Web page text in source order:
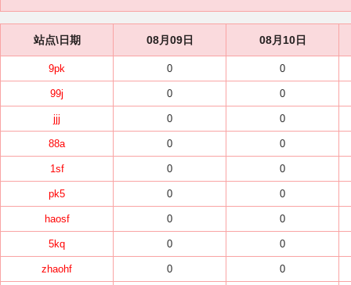
站点\日期 08月09日 08月10日
9pk 0 0
99j 0 0
jjj 0 0
88a 0 0
1sf 0 0
pk5 0 0
haosf 0 0
5kq 0 0
zhaohf 0 0